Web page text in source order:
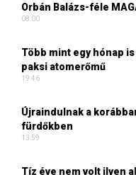
Orbán Balázs-féle
08:00
Több mint egy hónap
paksi atomerőmű
19:46
Újraindulnak a
fürdőkben
13:59
Tíz éve nem volt ilyen